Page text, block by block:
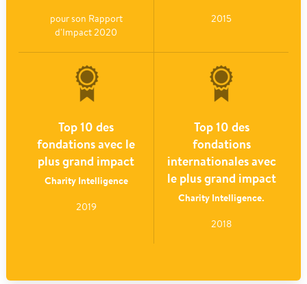
pour son Rapport
d'Impact 2020
2015
Top 10 des
fondations avec le
plus grand impact
Charity Intelligence
2019
Top 10 des
fondations
internationales avec
le plus grand impact
Charity Intelligence.
2018